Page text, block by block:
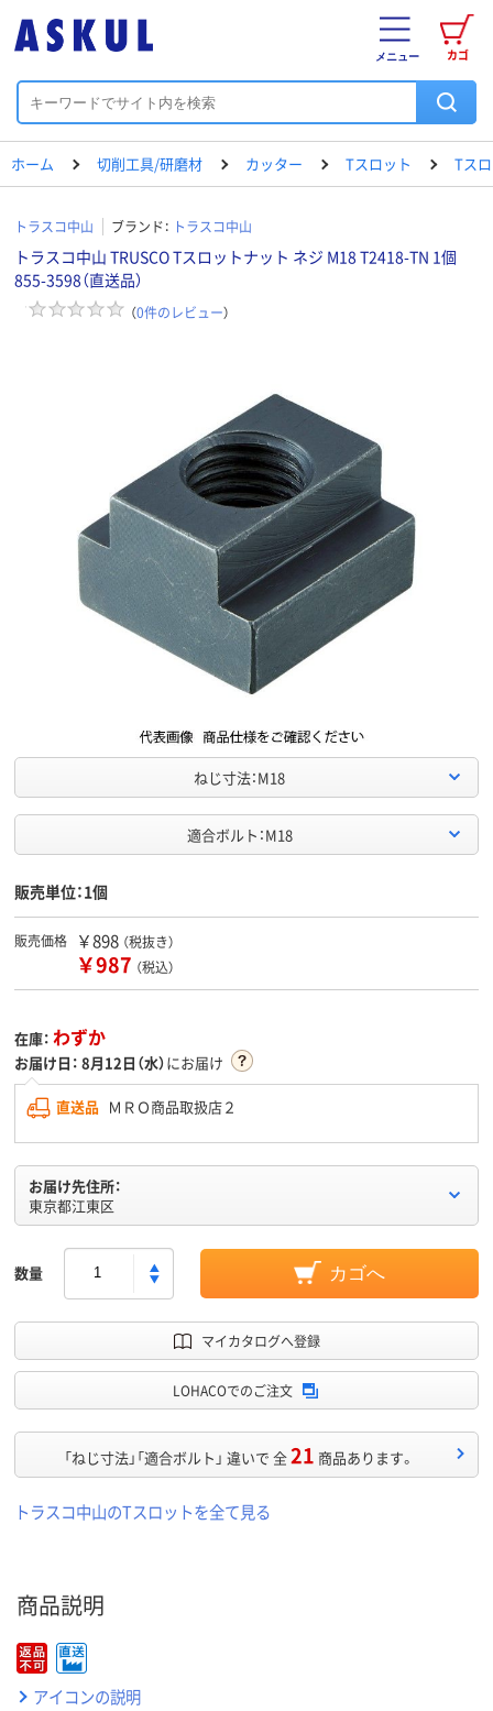
カゴ
メニュー
ホーム 切削工具/研磨材 カッター Tスロット Tスロ
トラスコ中山 ブランド： トラスコ中山
トラスコ中山 TRUSCO Tスロットナット ネジ M18 T2418-TN 1個
855-3598（直送品）
（0件のレビュー）
ねじ寸法：M18
適合ボルト：M18
販売単位：1個
販売価格 ￥898 （税抜き）
￥987 （税込）
在庫： わずか
お届け日： 8月12日（水）にお届け
直送品 ＭＲＯ商品取扱店２
お届け先住所：
東京都江東区
数量 カゴへ
マイカタログへ登録
LOHACOでのご注文
「ねじ寸法」「適合ボルト」 違いで 全21 商品あります。
トラスコ中山のTスロットを全て見る
商品説明
アイコンの説明